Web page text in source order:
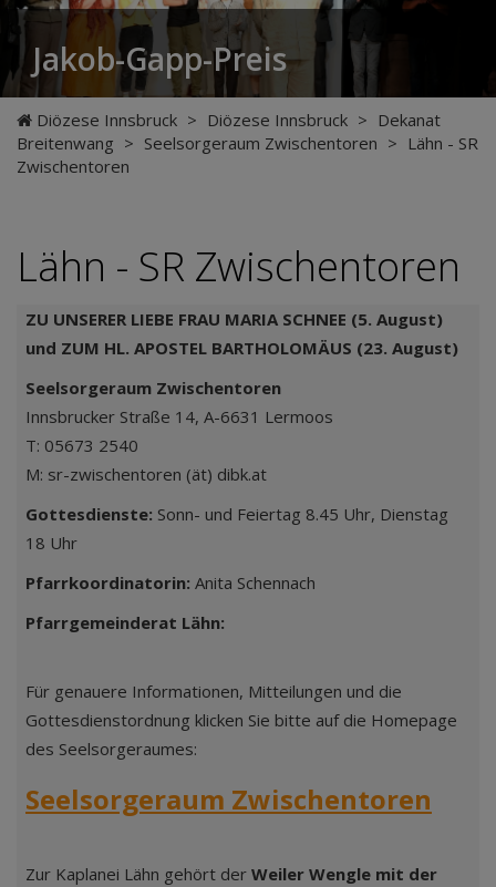
Jakob-Gapp-Preis
Diözese Innsbruck > Diözese Innsbruck > Dekanat
Breitenwang > Seelsorgeraum Zwischentoren > Lähn - SR
Zwischentoren
Lähn - SR Zwischentoren
ZU UNSERER LIEBE FRAU MARIA SCHNEE (5. August)
und ZUM HL. APOSTEL BARTHOLOMÄUS (23. August)
Seelsorgeraum Zwischentoren
Innsbrucker Straße 14, A-6631 Lermoos
T: 05673 2540
M: sr-zwischentoren (ät) dibk.at
Gottesdienste: Sonn- und Feiertag 8.45 Uhr, Dienstag
18 Uhr
Pfarrkoordinatorin: Anita Schennach
Pfarrgemeinderat Lähn:
Für genauere Informationen, Mitteilungen und die
Gottesdienstordnung klicken Sie bitte auf die Homepage
des Seelsorgeraumes:
Seelsorgeraum Zwischentoren
Zur Kaplanei Lähn gehört der Weiler Wengle mit der